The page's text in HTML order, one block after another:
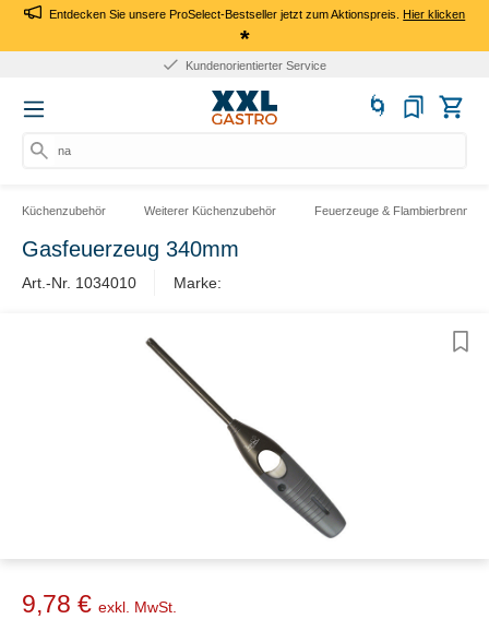
Entdecken Sie unsere ProSelect-Bestseller jetzt zum Aktionspreis.Hier klicken
*
Kundenorientierter Service
nac
Küchenzubehör Weiterer Küchenzubehör Feuerzeuge & Flambierbrenner
Gasfeuerzeug 340mm
Art.-Nr. 1034010 Marke:
9,78 € exkl. MwSt.